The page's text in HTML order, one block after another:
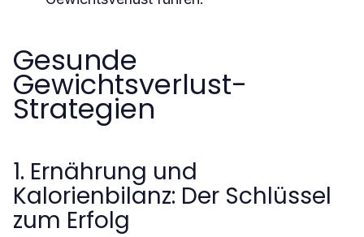
Gesunde
Gewichtsverlust-
Strategien
1. Ernährung und
Kalorienbilanz: Der Schlüssel
zum Erfolg